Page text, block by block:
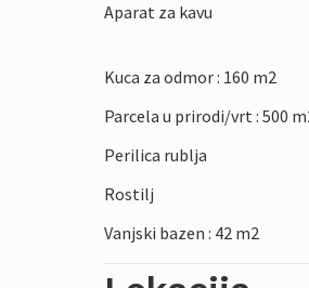
Aparat za kavu
Kuca za odmor : 160 m2
Parcela u prirodi/vrt : 500
Perilica rublja
Rostilj
Vanjski bazen : 42 m2